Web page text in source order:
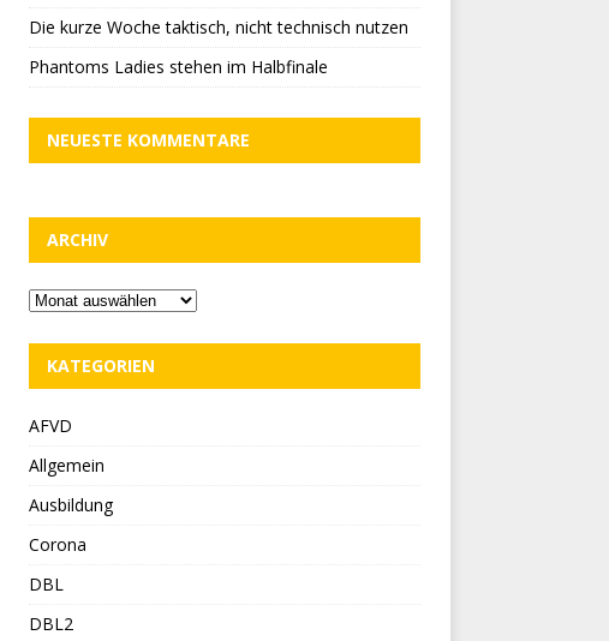
Die kurze Woche taktisch, nicht technisch nutzen
Phantoms Ladies stehen im Halbfinale
NEUESTE KOMMENTARE
ARCHIV
KATEGORIEN
AFVD
Allgemein
Ausbildung
Corona
DBL
DBL2